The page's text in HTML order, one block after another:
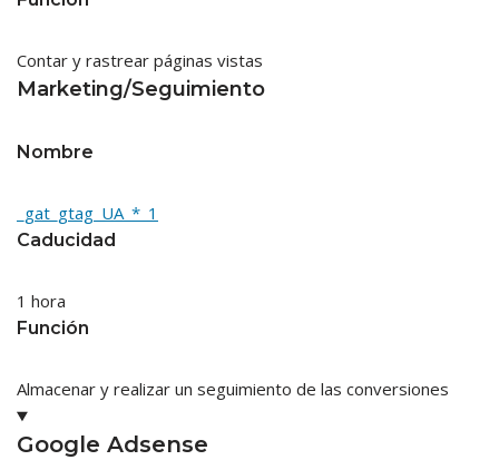
Contar y rastrear páginas vistas
Marketing/Seguimiento
Nombre
_gat_gtag_UA_*_1
Caducidad
1 hora
Función
Almacenar y realizar un seguimiento de las conversiones
Google Adsense